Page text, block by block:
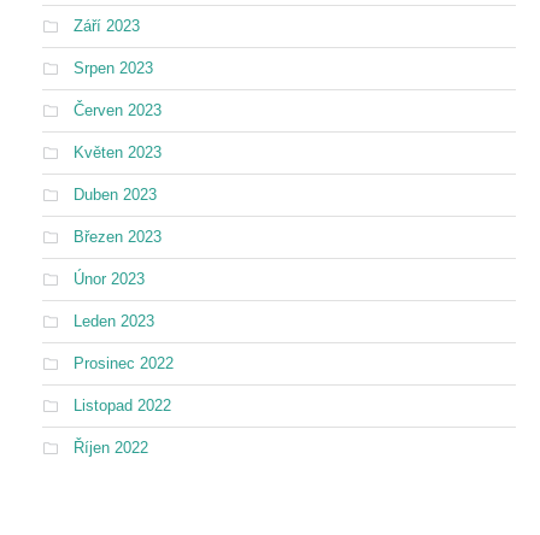
Září 2023
Srpen 2023
Červen 2023
Květen 2023
Duben 2023
Březen 2023
Únor 2023
Leden 2023
Prosinec 2022
Listopad 2022
Říjen 2022